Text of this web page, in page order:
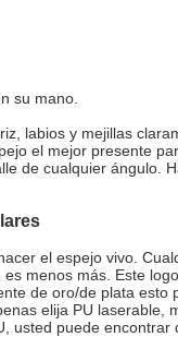
su mano.
labios y mejillas
el mejor presente
de cualquier ángulo.
el espejo vivo.
menos más. Este
de oro/de plata
elija PU laserable,
usted puede